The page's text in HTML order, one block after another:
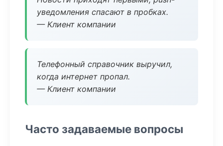
уведомления спасают в пробках.
— Клиент компании
Телефонный справочник выручил,
когда интернет пропал.
— Клиент компании
Часто задаваемые вопросы